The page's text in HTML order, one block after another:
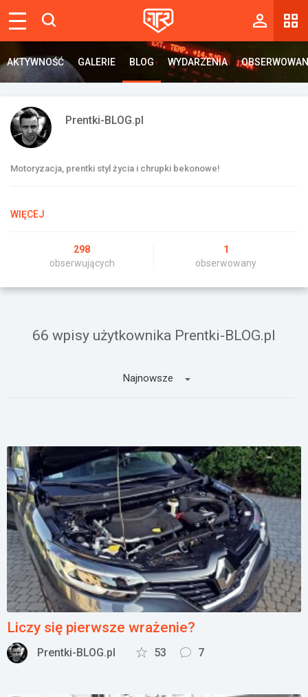
Tablica
Blogi
Giełda
Załóż konto
AKTYWNOŚĆ GALERIE BLOG WYDARZENIA
AKTYWNOŚĆ GALERIE BLOG WYDARZENIA
Prentki-BLOG.pl
Motoryzacja, prentki styl życia i chrupki bekonowe!
WIĘCEJ
298
obserwujących
1
obserwowany
66 wpisy użytkownika Prentki-BLOG.pl
Najnowsze
Liczy się pierwsze wrażenie?
Prentki-BLOG.pl 53 7